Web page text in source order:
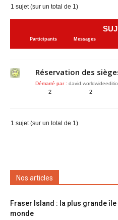
1 sujet (sur un total de 1)
Participants Messages
Réservation des
Démarré par :
2 2
1 sujet (sur un total de 1)
Nos articles
Fraser Island : la plus grande île
monde